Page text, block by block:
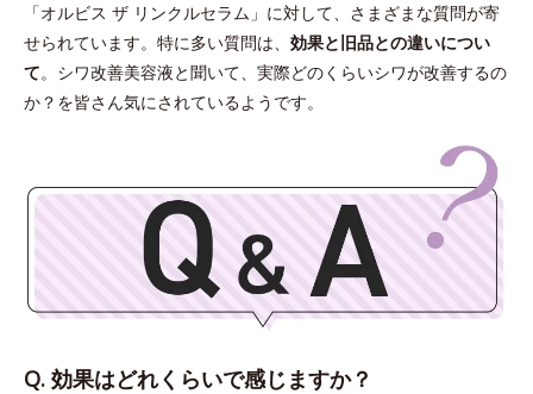
「オルビス ザ リンクルセラム」に対して、さまざまな質問が寄
せられています。特に多い質問は、 効果と旧品との違いについ
て。シワ改善美容液と聞いて、実際どのくらいシワが改善するの
か？を皆さん気にされているようです。
Q. 効果はどれくらいで感じますか？